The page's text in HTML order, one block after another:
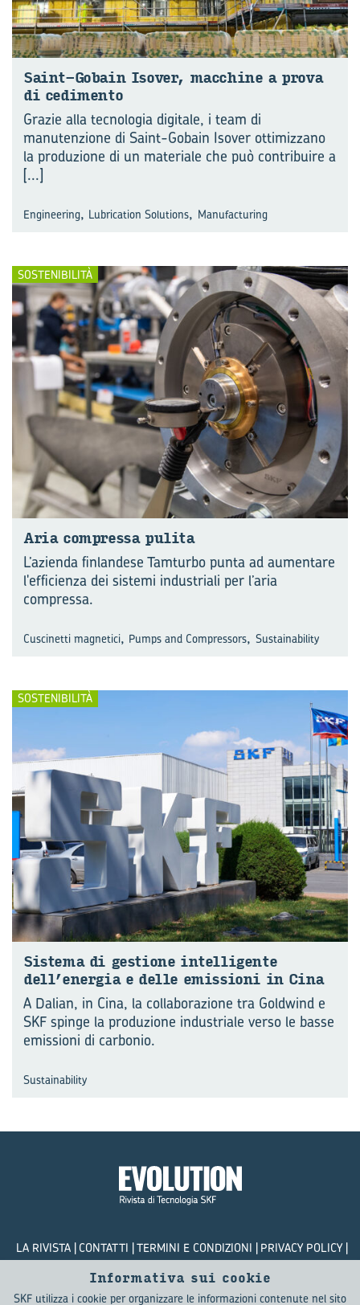
Saint-​Gobain Iso­ver, mac­chi­ne a prova
di ce­di­men­to
Grazie alla tecnologia digitale, i team di
manutenzione di Saint-Gobain Isover ottimizzano
la produzione di un materiale che può contribuire a
[...]
Engineering, Lubrication Solutions, Manufacturing
SOSTENIBILITÀ
Aria com­pres­sa pu­li­ta
L’azienda finlandese Tamturbo punta ad aumentare
l'efficienza dei sistemi industriali per l’aria
compressa.
Cuscinetti magnetici, Pumps and Compressors, Sustainability
SOSTENIBILITÀ
Si­ste­ma di ge­stio­ne in­tel­li­gen­te
dell’ener­gia e delle emis­sio­ni in Cina
A Dalian, in Cina, la collaborazione tra Goldwind e
SKF spinge la produzione industriale verso le basse
emissioni di carbonio.
Sustainability
LA RIVISTA CONTATTI TERMINI E CONDIZIONI
PRIVACY POLICY
Informativa sui cookie
SKF utilizza i cookie per organizzare le informazioni contenute nel sito